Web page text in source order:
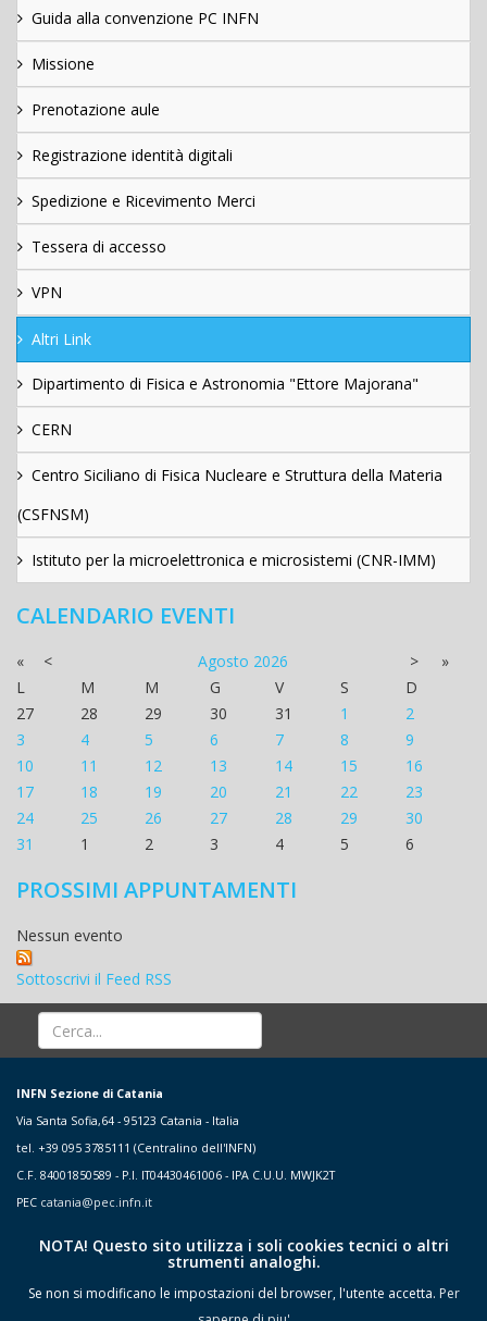
Guida alla convenzione PC INFN
Missione
Prenotazione aule
Registrazione identità digitali
Spedizione e Ricevimento Merci
Tessera di accesso
VPN
Altri Link
Dipartimento di Fisica e Astronomia "Ettore Majorana"
CERN
Centro Siciliano di Fisica Nucleare e Struttura della Materia
(CSFNSM)
Istituto per la microelettronica e microsistemi (CNR-IMM)
CALENDARIO EVENTI
« < Agosto 2026 >
»
L
M M G V S
D
27
28 29 30 31 1
2
3
4 5 6 7 8
9
10
11 12 13 14 15
16
17
18 19 20 21 22
23
24
25 26 27 28 29
30
31
1 2 3 4 5 6
PROSSIMI APPUNTAMENTI
Nessun evento
Sottoscrivi il Feed RSS
INFN Sezione di Catania
Via Santa Sofia,64 - 95123 Catania - Italia
tel. +39 095 3785111 (Centralino dell'INFN)
C.F. 84001850589 - P.I. IT04430461006 - IPA C.U.U. MWJK2T
PEC catania@pec.infn.it
NOTA! Questo sito utilizza i soli cookies tecnici o altri
strumenti analoghi.
Se non si modificano le impostazioni del browser, l'utente accetta. Per